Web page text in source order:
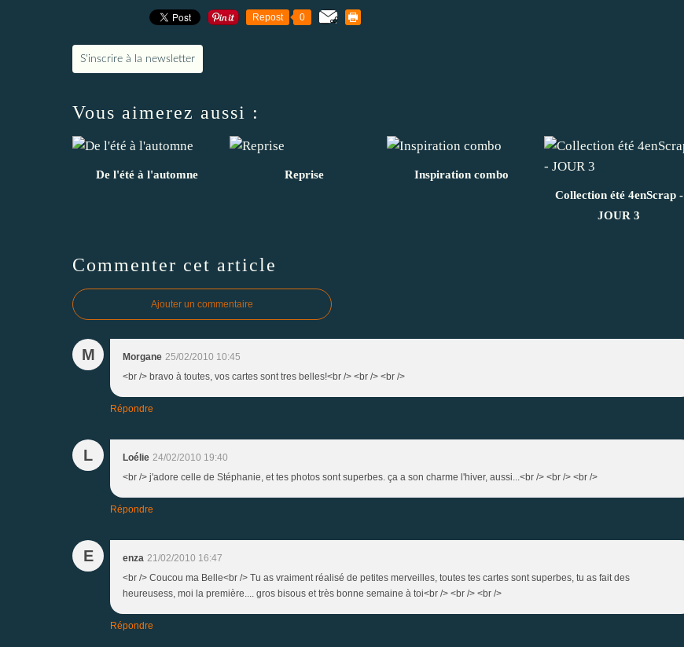
Repost 0
S'inscrire à la newsletter
Vous aimerez aussi :
De l'été à l'automne Reprise
Inspiration combo
Collection été 4enScrap -
JOUR 3
Commenter cet article
Ajouter un commentaire
M Morgane 25/02/2010 10:45
<br /> bravo à toutes, vos cartes sont tres belles!<br /> <br /> <br />
Répondre
L Loélie 24/02/2010 19:40
<br /> j'adore celle de Stéphanie, et tes photos sont superbes. ça a son charme l'hiver, aussi...<br /> <br /> <br />
Répondre
E enza 21/02/2010 16:47
<br /> Coucou ma Belle<br /> Tu as vraiment réalisé de petites merveilles, toutes tes cartes sont superbes, tu as fait des
heureusess, moi la première.... gros bisous et très bonne semaine à toi<br /> <br /> <br />
Répondre